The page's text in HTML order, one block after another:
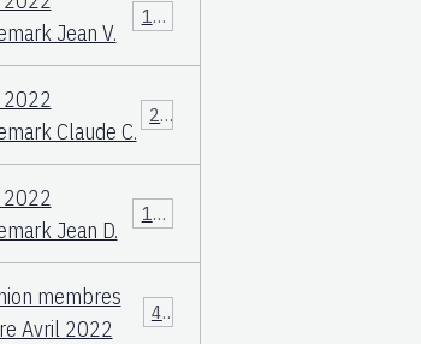
Jean V.
106
Claude C.
23
Jean D.
108
membres
Avril 2022
49